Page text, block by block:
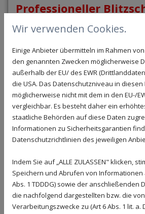
Professioneller
1963
Mit Barnowski zum sicheren
Hannover, Hildesheim,
Holzminden
Blitzeinschläge werden in
werdenden Welt, in der wir
kontrollieren können, oft
Blitzschläge verursachen hohe
immense Direkt- und
sondern auch Gebäude in Brand
können auch
auch durch Einschläge aus einem
etwa 1,5 km. Insbesondere beim
verschiedenster
Steuerungen in gewerblich
Gebäuden wächst das
Wir verwenden Cookies.
Einige Anbieter übermitteln im Rahmen
den genannten Zwecken möglicherweise
außerhalb der EU/ des EWR
die USA. Das Datenschutzniveau in
möglicherweise nicht mit dem in den EU-/
vergleichbar. Es besteht daher ein
staatliche Behörden auf diese Daten
Informationen zu Sicherheitsgarantien
Datenschutzrichtlinien des jeweiligen
Indem Sie auf „ALLE ZULASSEN" klicken,
Speichern und Abrufen von Informationen
Abs. 1 TDDDG) sowie der anschließenden
die nachfolgend dargestellten bzw. die
Verarbeitungszwecke zu (Art 6 Abs. 1 lit. a.